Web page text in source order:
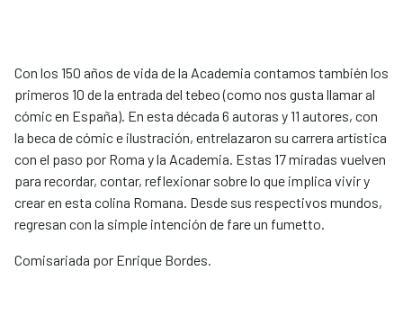
Con los 150 años de vida de la Academia contamos también los
primeros 10 de la entrada del tebeo (como nos gusta llamar al
cómic en España). En esta década 6 autoras y 11 autores, con
la beca de cómic e ilustración, entrelazaron su carrera artística
con el paso por Roma y la Academia. Estas 17 miradas vuelven
para recordar, contar, reflexionar sobre lo que implica vivir y
crear en esta colina Romana. Desde sus respectivos mundos,
regresan con la simple intención de fare un fumetto.
Comisariada por Enrique Bordes.